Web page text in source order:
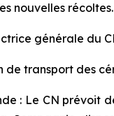
nouvelles
générale du
transport des
: Le CN prévoit